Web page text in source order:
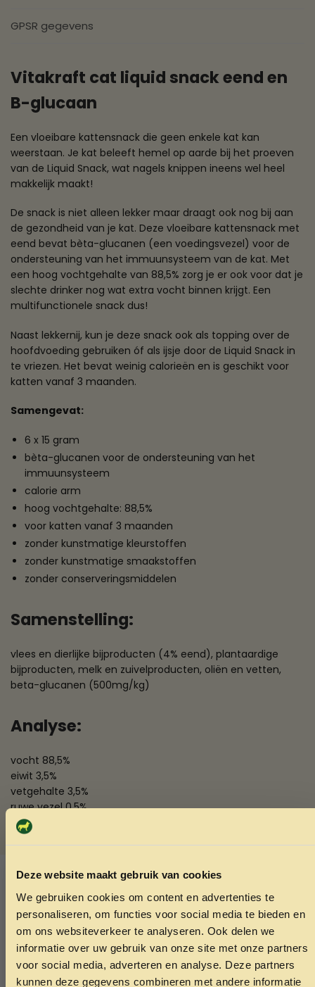
Deze website maakt gebruik van cookies
We gebruiken cookies om content en advertenties te
personaliseren, om functies voor social media te bieden en
om ons websiteverkeer te analyseren. Ook delen we
informatie over uw gebruik van onze site met onze partners
voor social media, adverteren en analyse. Deze partners
kunnen deze gegevens combineren met andere informatie
GPSR gegevens
Vitakraft cat liquid snack eend en
B-glucaan
Een vloeibare kattensnack die geen enkele kat kan
weerstaan. Je kat beleeft hemel op aarde bij het proeven
van de Liquid Snack, wat nagels knippen ineens wel heel
makkelijk maakt!
De snack is niet alleen lekker maar draagt ook nog bij aan
de gezondheid van je kat. Deze vloeibare kattensnack met
eend bevat bèta-glucanen (een voedingsvezel) voor de
ondersteuning van het immuunsysteem van de kat. Met
een hoog vochtgehalte van 88,5% zorg je er ook voor dat je
slechte drinker nog wat extra vocht binnen krijgt. Een
multifunctionele snack dus!
Naast lekkernij, kun je deze snack ook als topping over de
hoofdvoeding gebruiken óf als ijsje door de Liquid Snack in
te vriezen. Het bevat weinig calorieën en is geschikt voor
katten vanaf 3 maanden.
Samengevat:
6 x 15 gram
bèta-glucanen voor de ondersteuning van het
immuunsysteem
calorie arm
hoog vochtgehalte: 88,5%
voor katten vanaf 3 maanden
zonder kunstmatige kleurstoffen
zonder kunstmatige smaakstoffen
zonder conserveringsmiddelen
Samenstelling:
vlees en dierlijke bijproducten (4% eend), plantaardige
bijproducten, melk en zuivelproducten, oliën en vetten,
beta-glucanen (500mg/kg)
Analyse:
vocht 88,5%
eiwit 3,5%
vetgehalte 3,5%
ruwe vezel 0,5%
ruwe as 1,0%
Categorieën: Kattensnacks,Overige kattensnacks
Ook interessant
Echt de moeite waard!
ONTVANG 5% KORTING OP
JE EERSTE BESTELLING!